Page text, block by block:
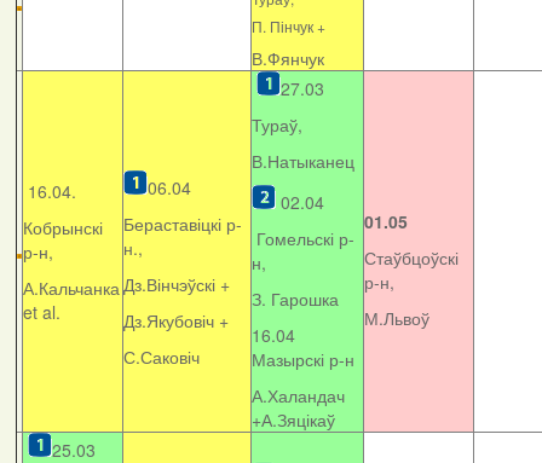
П. Пінчук +
В.Фянчук
16.04.
Кобрынскі
р-н,
А.Кальчанка
et al.
06.04
Бераставіцкі р-
н.,
Дз.Вінчэўскі +
Дз.Якубовіч +
С.Саковіч
27.03
Тураў,
В.Натыканец
02.04
Гомельскі р-
н,
З. Гарошка
16.04
Мазырскі р-н
А.Халандач
+А.Зяцікаў
01.05
Стаўбцоўскі
р-н,
М.Львоў
25.03